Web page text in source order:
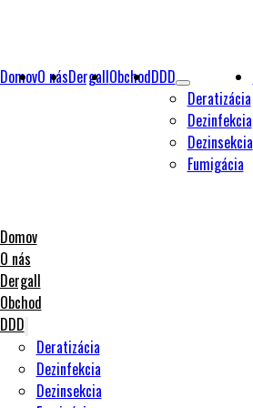
DomovO násDergallObchodDDD
Deratizácia
Dezinfekcia
Dezinsekcia
Fumigácia
Domov
O nás
Dergall
Obchod
DDD
Deratizácia
Dezinfekcia
Dezinsekcia